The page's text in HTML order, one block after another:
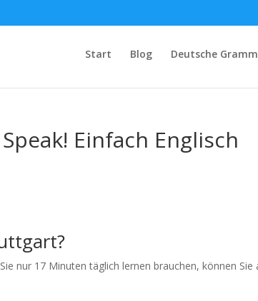
Start Blog Deutsche
Einfach Englisch
nur 17 Minuten täglich lernen brauchen, können Sie